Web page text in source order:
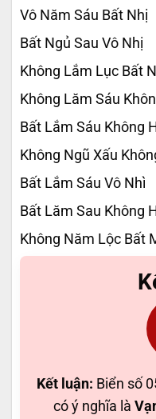
Vô Năm Sáu Bất Nhị
Bất Ngủ Sau Vô Nhị
Không Lắm Lục Bất
Không Lăm Sáu
Bất Lắm Sáu Không
Không Ngũ Xấu
Bất Lắm Sáu Vô Nhì
Bất Lăm Sau Không
Không Năm Lộc Bất
Kết luận: Biển số
có ý nghĩa là